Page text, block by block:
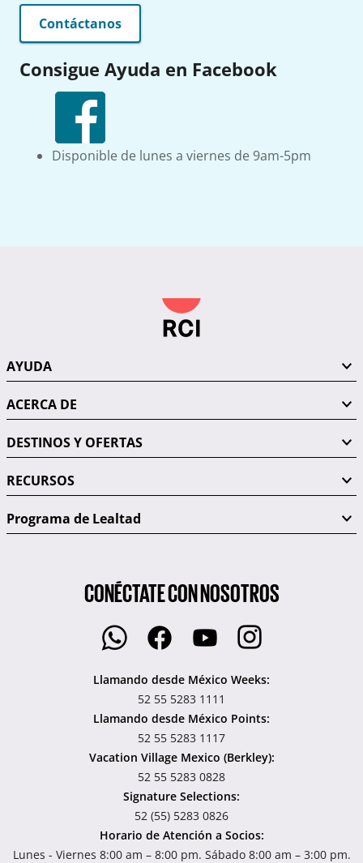
Contáctanos
Consigue Ayuda en Facebook
Disponible de lunes a viernes de 9am-5pm
AYUDA
ACERCA DE
DESTINOS Y OFERTAS
RECURSOS
Programa de Lealtad
CONÉCTATE CON NOSOTROS
Llamando desde México Weeks:
52 55 5283 1111
Llamando desde México Points:
52 55 5283 1117
Vacation Village Mexico (Berkley):
52 55 5283 0828
Signature Selections:
52 (55) 5283 0826
Horario de Atención a Socios:
Lunes - Viernes 8:00 am – 8:00 pm. Sábado 8:00 am – 3:00 pm.